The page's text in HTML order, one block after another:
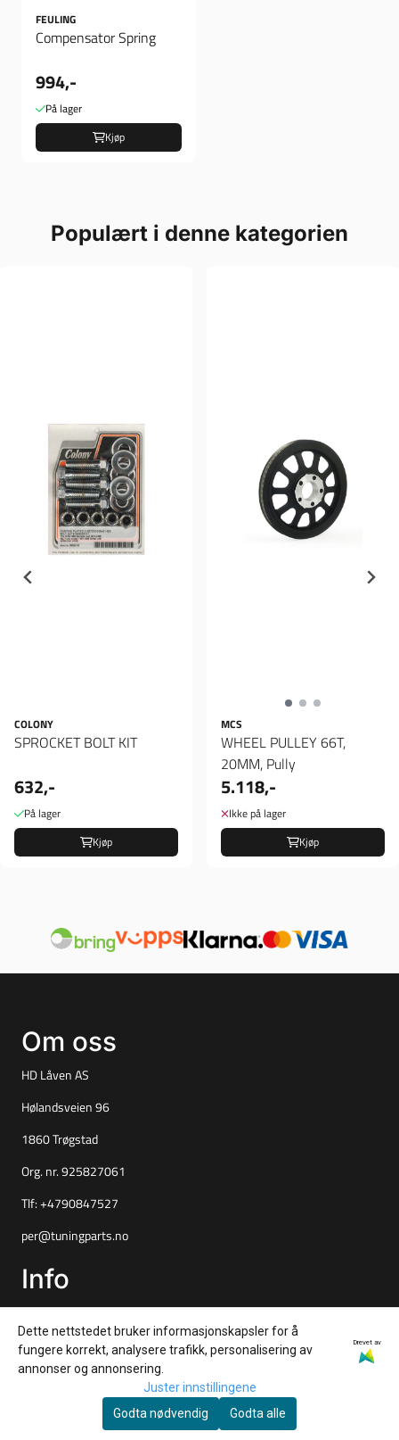
FEULING
Compensator Spring
994,-
På lager
Kjøp
Populært i denne kategorien
COLONY
SPROCKET BOLT KIT
632,-
På lager
Kjøp
MCS
WHEEL PULLEY 66T,
20MM, Pully
5.118,-
Ikke på lager
Kjøp
Om oss
HD Låven AS
Hølandsveien 96
1860 Trøgstad
Org. nr. 925827061
Tlf: +4790847527
per@tuningparts.no
Info
Frakt og retur
Personvern
Salgsbetingelser
Nyhetsbrev
Dette nettstedet bruker informasjonskapsler for å
fungere korrekt, analysere trafikk, personalisering av
annonser og annonsering.
Drevet av
Juster innstillingene
Godta nødvendig
Godta alle